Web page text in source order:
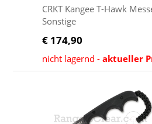
CRKT Kangee T-Hawk
Sonstige
€ 174,90
nicht lagernd -aktueller